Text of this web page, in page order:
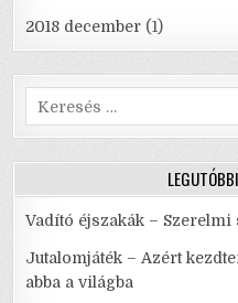
2018 december (1)
Search
for:
Vadító éjszakák –
Jutalomjáték – Azért
abba a világba